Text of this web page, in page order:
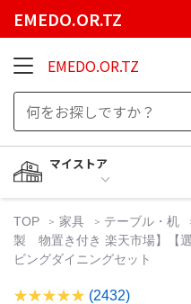
EMEDO.OR.TZ
EMEDO.OR.TZ
マイストア
TOP 家具 テーブル・机
製 物置き付き 楽天市場】【
ビングダイニングセット
(2432)